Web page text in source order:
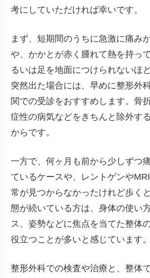
考にしていただければ幸いです。
まず、短期間のうちに急激に痛み
や、かかとが赤く腫れて熱を持っ
るいは足を地面につけられないほ
突然出た場合には、早めに整形外
関での受診をおすすめします。骨
症性の病気などをきちんと除外す
からです。
一方で、何ヶ月も前から少しずつ
ているケースや、レントゲンや
常が見つからなかったけれど歩く
態が続いている方は、身体の使い
ス、姿勢などに焦点を当てた整体
役立つことが多いと感じています。
整形外科での検査や治療と、整体